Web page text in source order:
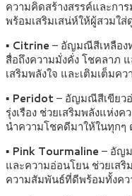
ความคิดสร้างสรรค์และกา
พร้อมเสริมเสน่ห์ให้ผู้สวมใส่
▪ Citrine – อัญมณีสีเหลือง
สื่อถึงความมั่งคั่ง โชคลาภ
เสริมพลังใจ และเติมเต็มค
▪ Peridot– อัญมณีสีเขียว
รุ่งเรือง ช่วยเสริมพลังแห่ง
นำความโชคดีมาให้ในทุกๆ
▪ Pink Tourmaline – อัญ
และความอ่อนโยน ช่วยเสริ
ความสัมพันธ์ที่ดีพร้อมทั้งคว